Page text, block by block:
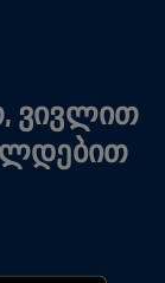
ᲕᲘᲕᲚᲘᲗ